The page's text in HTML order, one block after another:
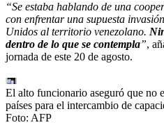
“Se estaba hablando de una
con enfrentar una supuesta
Unidos al territorio venezolano.
dentro de lo que se contempla”,
jornada de este 20 de agosto.
El alto funcionario aseguró que no
países para el intercambio de
Foto: AFP